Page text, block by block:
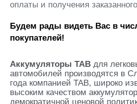
оплаты и получения
Будем рады видеть Вас в
покупателей!
Аккумуляторы TAB для
автомобилей производятся в
года компанией TAB, широко
высоким качеством
демократичной ценовой